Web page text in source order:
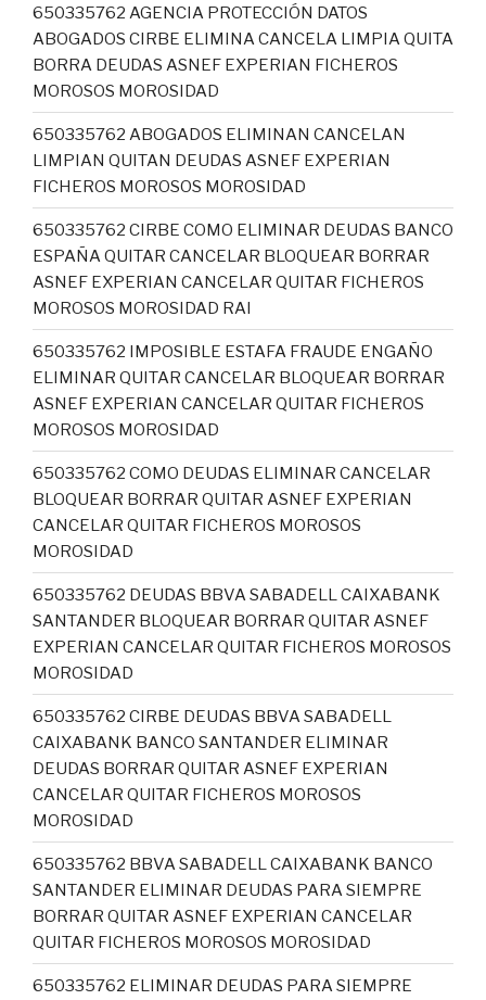
650335762 AGENCIA PROTECCIÓN DATOS
ABOGADOS CIRBE ELIMINA CANCELA LIMPIA QUITA
BORRA DEUDAS ASNEF EXPERIAN FICHEROS
MOROSOS MOROSIDAD
650335762 ABOGADOS ELIMINAN CANCELAN
LIMPIAN QUITAN DEUDAS ASNEF EXPERIAN
FICHEROS MOROSOS MOROSIDAD
650335762 CIRBE COMO ELIMINAR DEUDAS BANCO
ESPAÑA QUITAR CANCELAR BLOQUEAR BORRAR
ASNEF EXPERIAN CANCELAR QUITAR FICHEROS
MOROSOS MOROSIDAD RAI
650335762 IMPOSIBLE ESTAFA FRAUDE ENGAÑO
ELIMINAR QUITAR CANCELAR BLOQUEAR BORRAR
ASNEF EXPERIAN CANCELAR QUITAR FICHEROS
MOROSOS MOROSIDAD
650335762 COMO DEUDAS ELIMINAR CANCELAR
BLOQUEAR BORRAR QUITAR ASNEF EXPERIAN
CANCELAR QUITAR FICHEROS MOROSOS
MOROSIDAD
650335762 DEUDAS BBVA SABADELL CAIXABANK
SANTANDER BLOQUEAR BORRAR QUITAR ASNEF
EXPERIAN CANCELAR QUITAR FICHEROS MOROSOS
MOROSIDAD
650335762 CIRBE DEUDAS BBVA SABADELL
CAIXABANK BANCO SANTANDER ELIMINAR
DEUDAS BORRAR QUITAR ASNEF EXPERIAN
CANCELAR QUITAR FICHEROS MOROSOS
MOROSIDAD
650335762 BBVA SABADELL CAIXABANK BANCO
SANTANDER ELIMINAR DEUDAS PARA SIEMPRE
BORRAR QUITAR ASNEF EXPERIAN CANCELAR
QUITAR FICHEROS MOROSOS MOROSIDAD
650335762 ELIMINAR DEUDAS PARA SIEMPRE